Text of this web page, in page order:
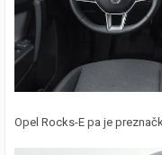
Opel Rocks-E pa je